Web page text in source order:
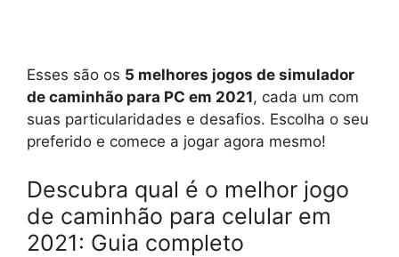
Esses são os 5 melhores jogos de simulador
de caminhão para PC em 2021, cada um com
suas particularidades e desafios. Escolha o seu
preferido e comece a jogar agora mesmo!
Descubra qual é o melhor jogo
de caminhão para celular em
2021: Guia completo